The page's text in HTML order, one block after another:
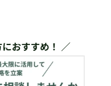
おすすめ！ ／